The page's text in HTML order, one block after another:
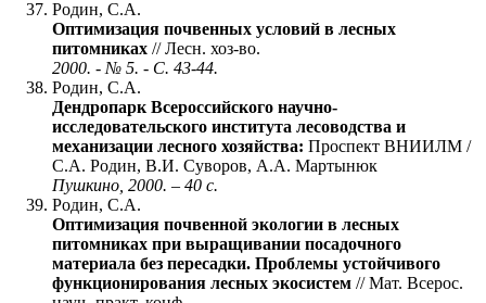
Родин, С.А.
Оптимизация почвенных условий в лесных
питомниках // Лесн. хоз-во.
2000. - № 5. - С. 43-44.
Родин, С.А.
Дендропарк Всероссийского научно-
исследовательского института лесоводства и
механизации лесного хозяйства: Проспект ВНИИЛМ /
С.А. Родин, В.И. Суворов, А.А. Мартынюк
Пушкино, 2000. – 40 с.
Родин, С.А.
Оптимизация почвенной экологии в лесных
питомниках при выращивании посадочного
материала без пересадки. Проблемы устойчивого
функционирования лесных экосистем // Мат. Всерос.